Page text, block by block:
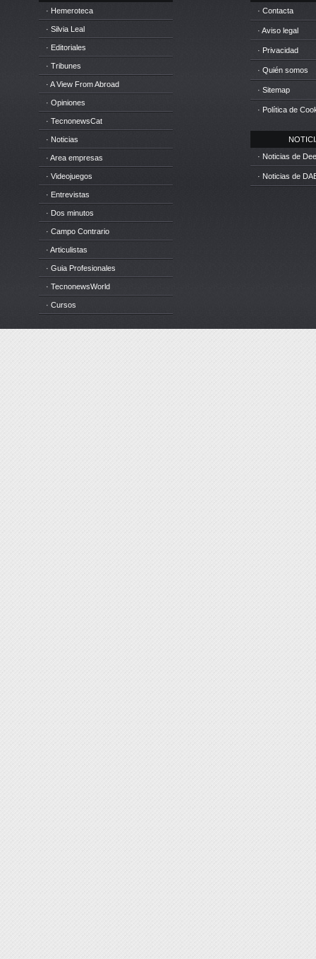
· Hemeroteca
· Silvia Leal
· Editoriales
· Tribunes
· A View From Abroad
· Opiniones
· TecnonewsCat
· Noticias
· Area empresas
· Videojuegos
· Entrevistas
· Dos minutos
· Campo Contrario
· Articulistas
· Guia Profesionales
· TecnonewsWorld
· Cursos
· Contacta
· Aviso legal
· Privacidad
· Quién somos
· Sitemap
· Política de
· Noticias de
· Noticias de